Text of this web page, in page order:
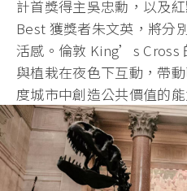
計首獎得主吳忠勳，以及
Best 獲獎者朱文英，將分
活感。倫敦 King’s Cross
與植栽在夜色下互動，帶
度城市中創造公共價值的能